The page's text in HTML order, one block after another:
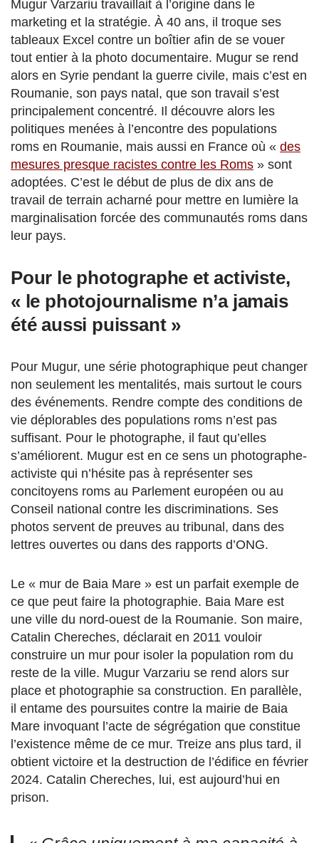
Mugur Varzariu travaillait à l’origine dans le
marketing et la stratégie. À 40 ans, il troque ses
tableaux Excel contre un boîtier afin de se vouer
tout entier à la photo documentaire. Mugur se rend
alors en Syrie pendant la guerre civile, mais c’est en
Roumanie, son pays natal, que son travail s’est
principalement concentré. Il découvre alors les
politiques menées à l’encontre des populations
roms en Roumanie, mais aussi en France où « des
mesures presque racistes contre les Roms » sont
adoptées. C’est le début de plus de dix ans de
travail de terrain acharné pour mettre en lumière la
marginalisation forcée des communautés roms dans
leur pays.
Pour le photographe et activiste,
« le photojournalisme n’a jamais
été aussi puissant »
Pour Mugur, une série photographique peut changer
non seulement les mentalités, mais surtout le cours
des événements. Rendre compte des conditions de
vie déplorables des populations roms n’est pas
suffisant. Pour le photographe, il faut qu’elles
s’améliorent. Mugur est en ce sens un photographe-
activiste qui n’hésite pas à représenter ses
concitoyens roms au Parlement européen ou au
Conseil national contre les discriminations. Ses
photos servent de preuves au tribunal, dans des
lettres ouvertes ou dans des rapports d’ONG.
Le « mur de Baia Mare » est un parfait exemple de
ce que peut faire la photographie. Baia Mare est
une ville du nord-ouest de la Roumanie. Son maire,
Catalin Chereches, déclarait en 2011 vouloir
construire un mur pour isoler la population rom du
reste de la ville. Mugur Varzariu se rend alors sur
place et photographie sa construction. En parallèle,
il entame des poursuites contre la mairie de Baia
Mare invoquant l’acte de ségrégation que constitue
l’existence même de ce mur. Treize ans plus tard, il
obtient victoire et la destruction de l’édifice en février
2024. Catalin Chereches, lui, est aujourd’hui en
prison.